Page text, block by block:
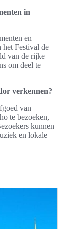
in
en
het Festival de
van de rijke
om deel te
verkennen?
van
te bezoeken,
kunnen
en lokale